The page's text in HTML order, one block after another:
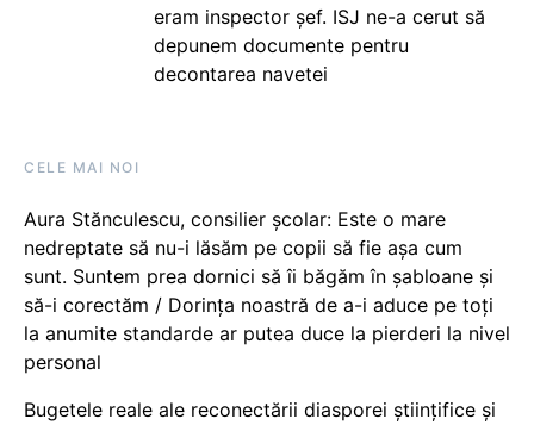
eram inspector șef. ISJ ne-a cerut să
depunem documente pentru
decontarea navetei
CELE MAI NOI
Aura Stănculescu, consilier școlar: Este o mare
nedreptate să nu-i lăsăm pe copii să fie așa cum
sunt. Suntem prea dornici să îi băgăm în șabloane și
să-i corectăm / Dorința noastră de a-i aduce pe toți
la anumite standarde ar putea duce la pierderi la nivel
personal
Bugetele reale ale reconectării diasporei științifice și